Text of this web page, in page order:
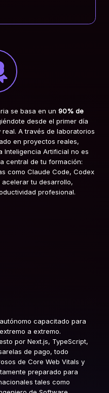
se basa en un90% de
desde el primer día
real. A través de laboratorios
en proyectos reales,
Inteligencia Artificial no es
central de tu formación:
como Claude Code, Codex
tu desarrollo,
profesional.
capacitado para
a extremo.
por Next.js, TypeScript,
de pago, todo
de Core Web Vitals y
preparado para
tales como